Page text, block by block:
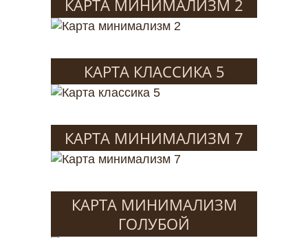
КАРТА МИНИМАЛИЗМ 2
КАРТА КЛАССИКА 5
КАРТА МИНИМАЛИЗМ 7
КАРТА МИНИМАЛИЗМ
ГОЛУБОЙ